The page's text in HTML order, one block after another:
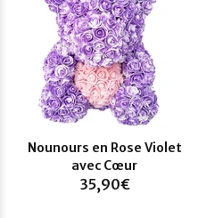
Nounours en Rose Violet
avec Cœur
35,90€